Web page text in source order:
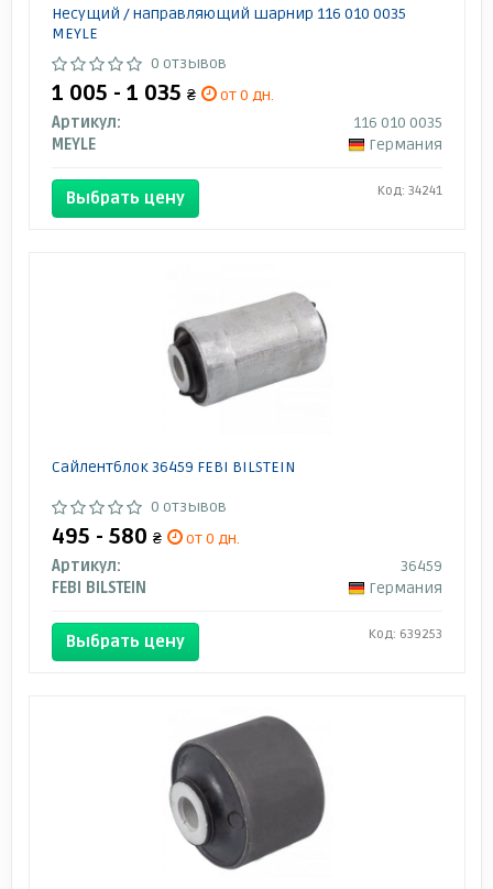
Несущий / направляющий шарнир 116 010 0035
MEYLE
0 отзывов
1 005 - 1 035 ₴
от 0 дн.
Артикул:
116 010 0035
MEYLE
Германия
Выбрать цену Код: 34241
Сайлентблок 36459 FEBI BILSTEIN
0 отзывов
495 - 580 ₴
от 0 дн.
Артикул:
36459
FEBI BILSTEIN
Германия
Выбрать цену Код: 639253